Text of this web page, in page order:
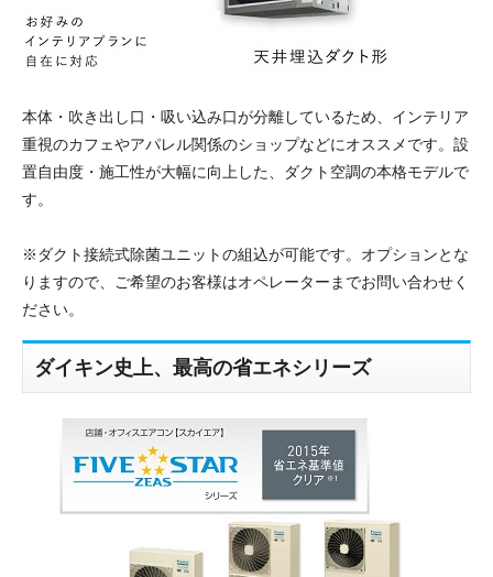
本体・吹き出し口・吸い込み口が分離しているため、インテリア
重視のカフェやアパレル関係のショップなどにオススメです。設
置自由度・施工性が大幅に向上した、ダクト空調の本格モデルで
す。
※ダクト接続式除菌ユニットの組込が可能です。オプションとな
りますので、ご希望のお客様はオペレーターまでお問い合わせく
ださい。
ダイキン史上、最高の省エネシリーズ